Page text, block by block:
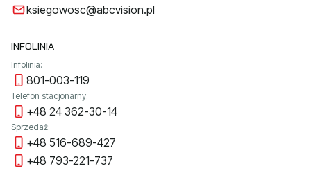
ksiegowosc@abcvision.pl
INFOLINIA
Infolinia:
801-003-119
Telefon stacjonarny:
+48 24 362-30-14
Sprzedaż:
+48 516-689-427
+48 793-221-737